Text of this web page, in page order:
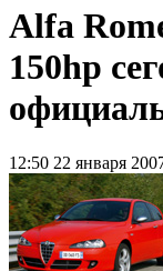
Alfa
150hp
12:50 22 января